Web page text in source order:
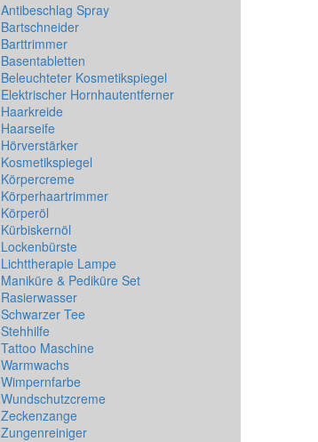
Antibeschlag Spray
Bartschneider
Barttrimmer
Basentabletten
Beleuchteter Kosmetikspiegel
Elektrischer Hornhautentferner
Haarkreide
Haarseife
Hörverstärker
Kosmetikspiegel
Körpercreme
Körperhaartrimmer
Körperöl
Kürbiskernöl
Lockenbürste
Lichttherapie Lampe
Maniküre & Pediküre Set
Rasierwasser
Schwarzer Tee
Stehhilfe
Tattoo Maschine
Warmwachs
Wimpernfarbe
Wundschutzcreme
Zeckenzange
Zungenreiniger